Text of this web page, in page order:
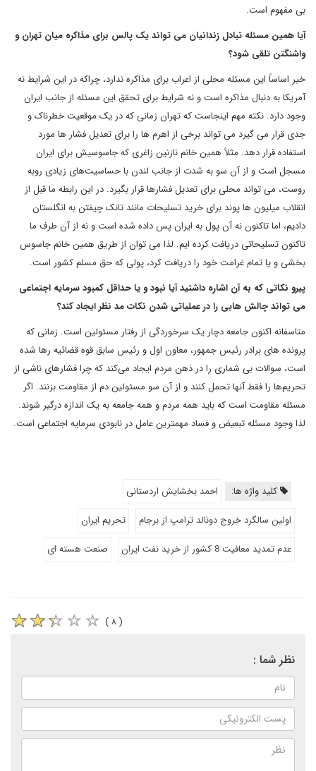
بی مفهوم است.
آیا همین مسئله تبادل زندانیان می تواند یک پالس برای مذاکره میان تهران و
واشنگتن تلقی شود؟
خیر اساساً این مسئله محلی از اعراب برای مذاکره ندارد، چراکه در این شرایط نه
آمریکا به دنبال مذاکره است و نه شرایط برای تحقق این مسئله از جانب ایران
وجود دارد. نکته مهم اینجاست که تهران زمانی که در یک موقعیت خطرناک و
جدی قرار می گیرد می تواند برخی از اهرم ها را برای تعدیل فشار ها مورد
استفاده قرار دهد. مثلاً همین خانم نازنین زاغری که جاسوسیش برای ایران
مسجل است و از آن سو به شدت از جانب لندن با حساسیت‌های زیادی روبه
روست، می تواند محلی برای تعدیل فشارها قرار بگیرد. در این رابطه ما قبل از
انقلاب میلیون ها پوند برای خرید تسلیحات مانند تانک چیفتن به انگلستان
دادیم، اما تاکنون نه آن پول به ایران پس داده شده است و نه از آن طرف ما
تاکنون تسلیحاتی دریافت کرده ایم. لذا می توان از طریق همین خانم جاسوس
بخشی و یا تمام غرامت خود را دریافت کرد، پولی که حق مسلم کشور است.
پیرو نکاتی که به آن اشاره داشتید آیا نبود و یا حداقل کمبود سرمایه اجتماعی
می تواند چالش هایی را در عملیاتی شدن نکات مد نظر ایجاد کند؟
متاسفانه اکنون جامعه دچار یک سرخوردگی از رفتار مسئولین است. زمانی که
پرونده های برادر رئیس جمهور، معاون اول و رئیس سابق قوه قضائیه رها شده
است، سوالات بی شماری را در ذهن مردم ایجاد می‌کند که چرا فشارهای ناشی از
تحریم‌ها را فقط آنها تحمل کنند و از آن سو مسئولین دم از مقاومت بزنند. اگر
مسئله مقاومت است که باید همه مردم و همه جامعه به یک اندازه درگیر شوند.
لذا وجود مسئله تبعیض و فساد مهمترین عامل در نابودی سرمایه اجتماعی است.
کلید واژه ها:
احمد بخشایش اردستانی
اولین سالگرد خروج دونالد ترامپ از برجام
تحریم ایران
عدم تمدید معافیت 8 کشور از خرید نفت ایران
صنعت هسته ای
( ۸ )
نظر شما :